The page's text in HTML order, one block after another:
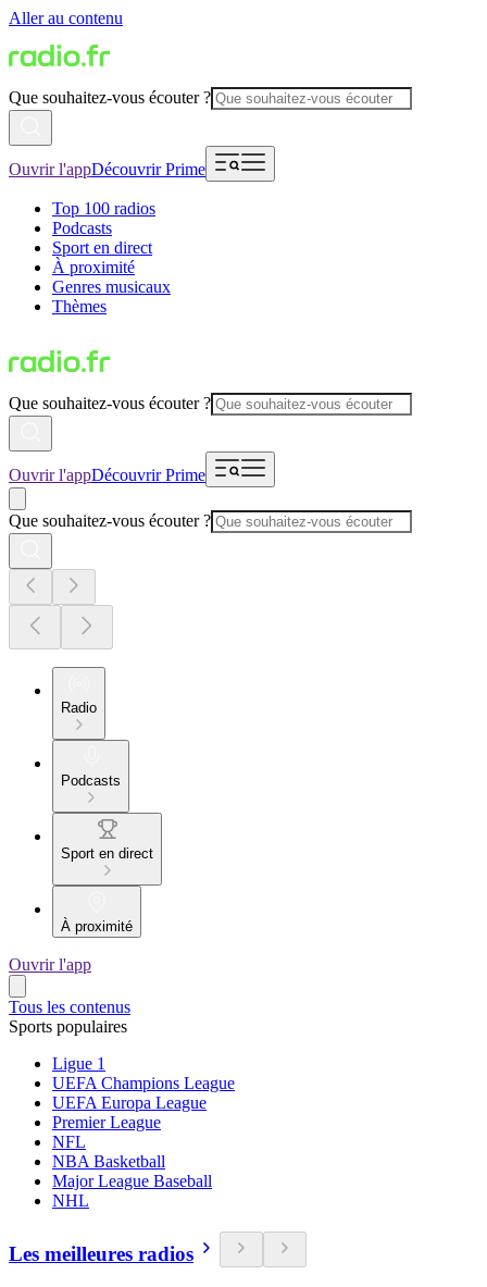
Aller au contenu
Que souhaitez-vous écouter ?
Ouvrir l'appDécouvrir Prime
Top 100 radios
Podcasts
Sport en direct
À proximité
Genres musicaux
Thèmes
Que souhaitez-vous écouter ?
Ouvrir l'appDécouvrir Prime
Que souhaitez-vous écouter ?
Radio
Podcasts
Sport en direct
À proximité
Ouvrir l'app
Tous les contenus
Sports populaires
Ligue 1
UEFA Champions League
UEFA Europa League
Premier League
NFL
NBA Basketball
Major League Baseball
NHL
Les meilleures radios